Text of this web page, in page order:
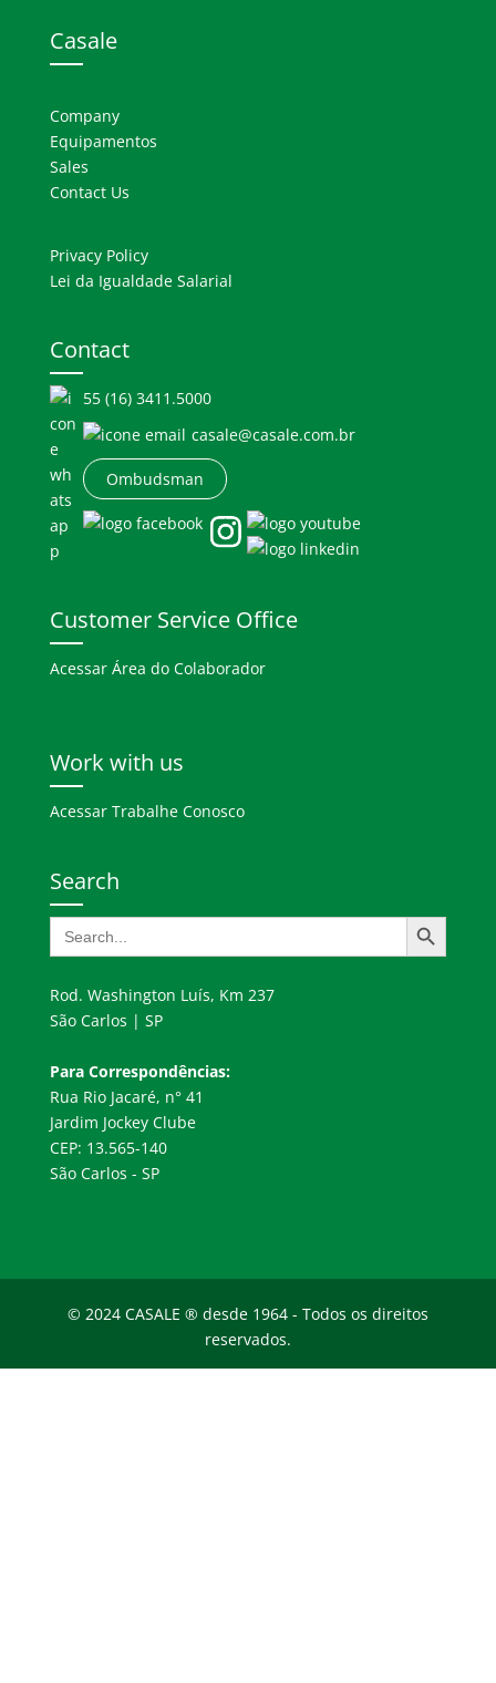
Casale
Company
Equipamentos
Sales
Contact Us
Privacy Policy
Lei da Igualdade Salarial
Contact
55 (16) 3411.5000
casale@casale.com.br
Ombudsman
Customer Service Office
Acessar Área do Colaborador
Work with us
Acessar Trabalhe Conosco
Search
Search
for:
Search Button
Rod. Washington Luís, Km 237
São Carlos | SP
Para Correspondências:
Rua Rio Jacaré, n° 41
Jardim Jockey Clube
CEP: 13.565-140
São Carlos - SP
© 2024 CASALE ® desde 1964 - Todos os direitos
reservados.